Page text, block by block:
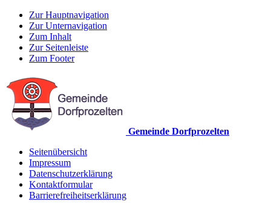
Zur Hauptnavigation
Zur Unternavigation
Zum Inhalt
Zur Seitenleiste
Zum Footer
Gemeinde Dorfprozelten
Seitenübersicht
Impressum
Datenschutzerklärung
Kontaktformular
Barrierefreiheitserklärung